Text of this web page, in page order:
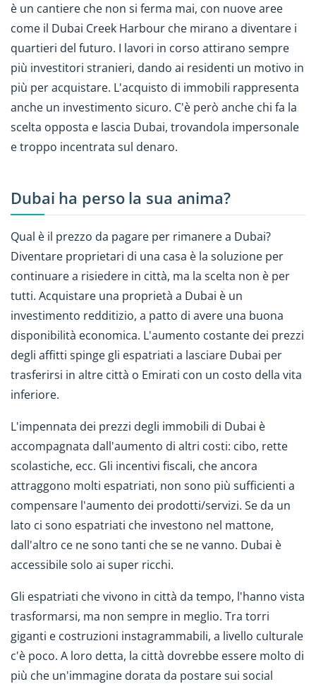
è un cantiere che non si ferma mai, con nuove aree
come il Dubai Creek Harbour che mirano a diventare i
quartieri del futuro. I lavori in corso attirano sempre
più investitori stranieri, dando ai residenti un motivo in
più per acquistare. L'acquisto di immobili rappresenta
anche un investimento sicuro. C'è però anche chi fa la
scelta opposta e lascia Dubai, trovandola impersonale
e troppo incentrata sul denaro.
Dubai ha perso la sua anima?
Qual è il prezzo da pagare per rimanere a Dubai?
Diventare proprietari di una casa è la soluzione per
continuare a risiedere in città, ma la scelta non è per
tutti. Acquistare una proprietà a Dubai è un
investimento redditizio, a patto di avere una buona
disponibilità economica. L'aumento costante dei prezzi
degli affitti spinge gli espatriati a lasciare Dubai per
trasferirsi in altre città o Emirati con un costo della vita
inferiore.
L'impennata dei prezzi degli immobili di Dubai è
accompagnata dall'aumento di altri costi: cibo, rette
scolastiche, ecc. Gli incentivi fiscali, che ancora
attraggono molti espatriati, non sono più sufficienti a
compensare l'aumento dei prodotti/servizi. Se da un
lato ci sono espatriati che investono nel mattone,
dall'altro ce ne sono tanti che se ne vanno. Dubai è
accessibile solo ai super ricchi.
Gli espatriati che vivono in città da tempo, l'hanno vista
trasformarsi, ma non sempre in meglio. Tra torri
giganti e costruzioni instagrammabili, a livello culturale
c'è poco. A loro detta, la città dovrebbe essere molto di
più che un'immagine dorata da postare sui social